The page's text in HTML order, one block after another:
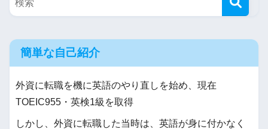
簡単な自己紹介
外資に転職を機に英語のやり直しを始め、現在
TOEIC955・英検1級を取得
しかし、外資に転職した当時は、英語が身に付かなく